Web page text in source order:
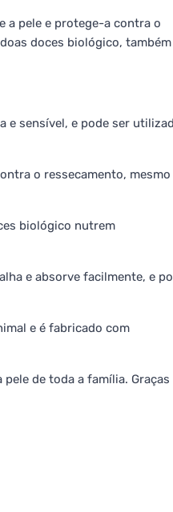
a pele e protege-a contra o
doces biológico, também
e sensível, e pode ser
o ressecamento, mesmo
biológico nutrem
e absorve facilmente, e
e é fabricado com
de toda a família. Graças